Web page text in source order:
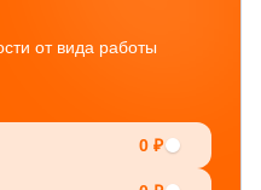
от вида работы
0 ₽